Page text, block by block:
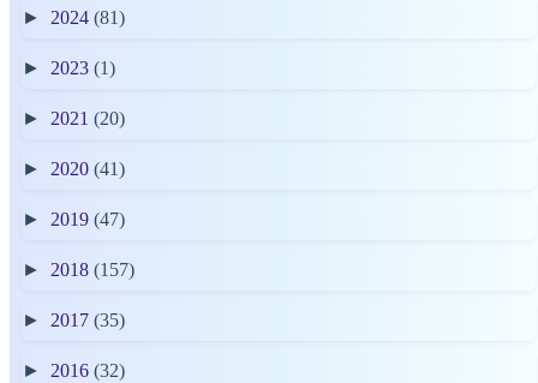
► 2024 (81)
► 2023 (1)
► 2021 (20)
► 2020 (41)
► 2019 (47)
► 2018 (157)
► 2017 (35)
► 2016 (32)